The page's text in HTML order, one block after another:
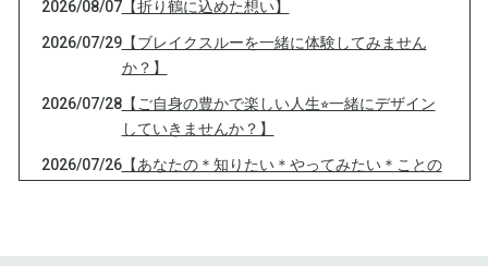
2026/08/07【折り鶴に込めた想い】
2026/07/29【ブレイクスルーを一緒に体験してみません
か？】
2026/07/28【ご自身の豊かで楽しい人生⭐︎一緒にデザイン
していきませんか？】
2026/07/26【あなたの＊知りたい＊やってみたい＊ことの